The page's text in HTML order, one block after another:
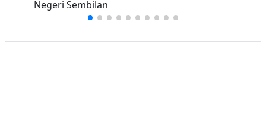
Negeri Sembilan